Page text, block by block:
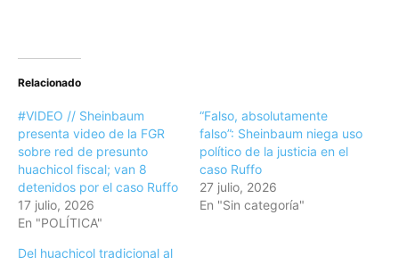
Relacionado
#VIDEO // Sheinbaum
presenta video de la FGR
sobre red de presunto
huachicol fiscal; van 8
detenidos por el caso Ruffo
17 julio, 2026
En "POLÍTICA"
“Falso, absolutamente
falso”: Sheinbaum niega uso
político de la justicia en el
caso Ruffo
27 julio, 2026
En "Sin categoría"
Del huachicol tradicional al